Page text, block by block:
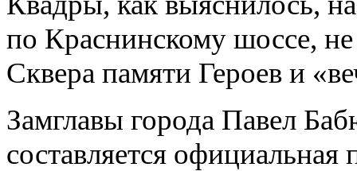
по Краснинскому шоссе, не
Сквера памяти Героев и
Замглавы города Павел
составляется официальная